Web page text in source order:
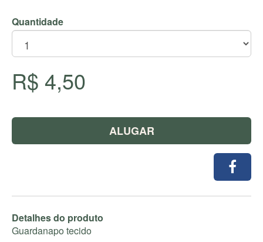
Quantidade
R$ 4,50
ALUGAR
Detalhes do produto
Guardanapo tecido